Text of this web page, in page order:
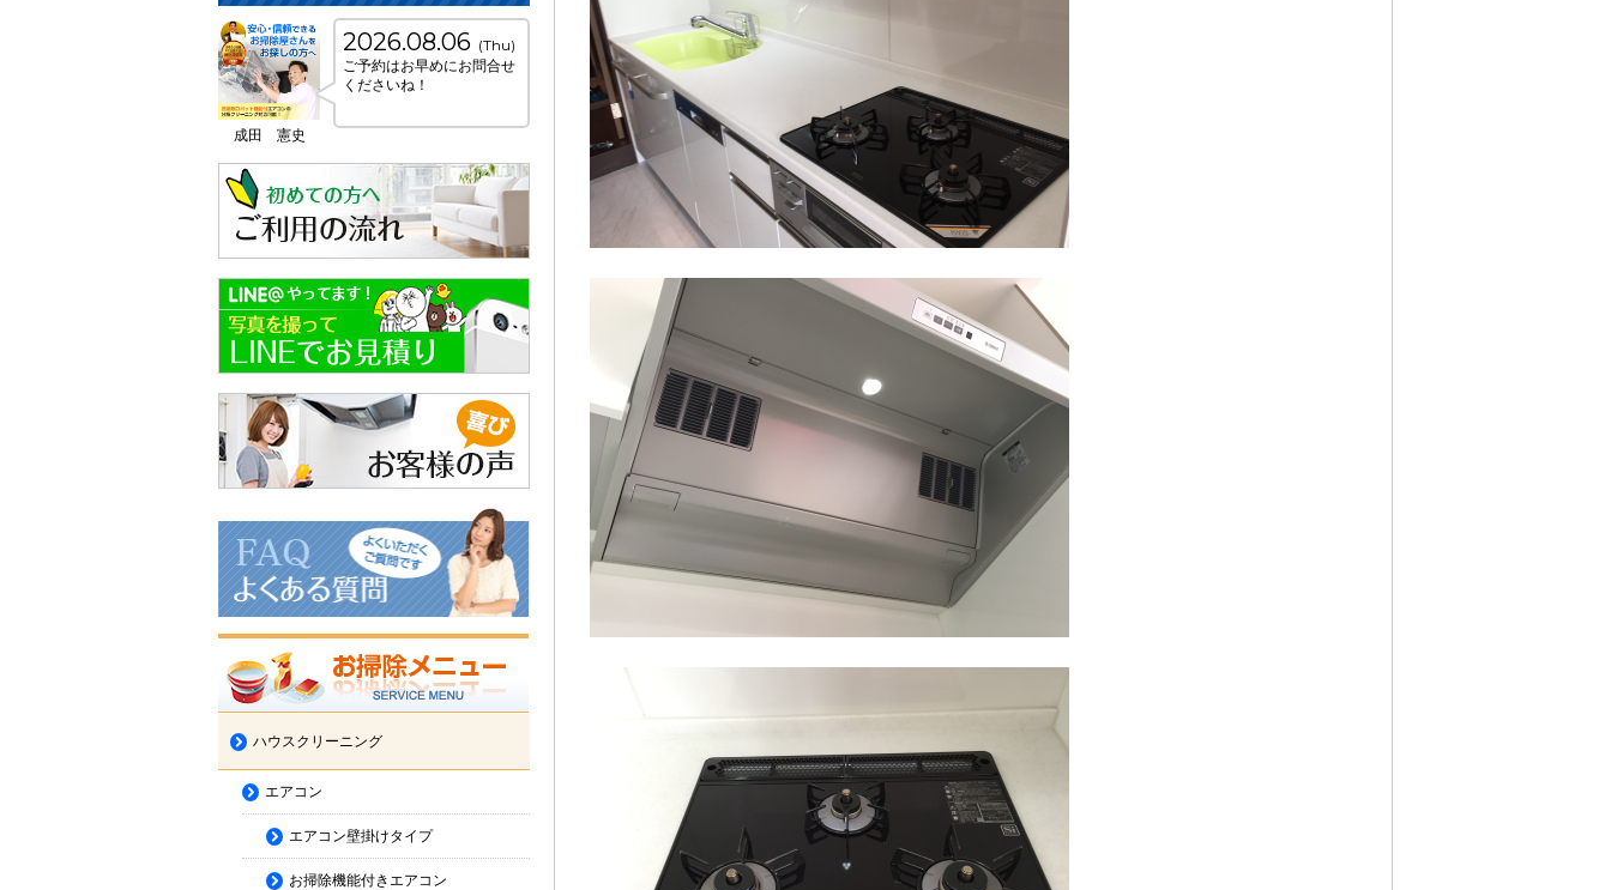
成田 憲史
2026.08.06 (Thu)
ご予約はお早めにお問合せ
くださいね！
ハウスクリーニング
エアコン
エアコン壁掛けタイプ
お掃除機能付きエアコン